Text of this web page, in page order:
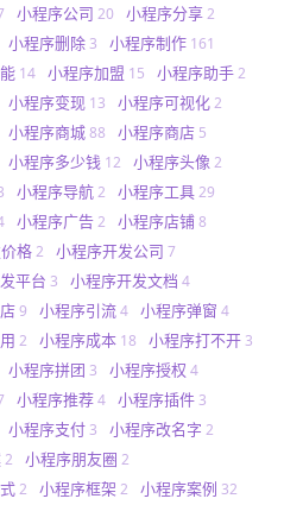
小程序公司 20 小程序分享2
小程序删除 3 小程序制作 161
14 小程序加盟 15 小程序助手2
小程序变现 13 小程序可视化2
小程序商城88 小程序商店 5
小程序多少钱 12 小程序头像 2
小程序导航2 小程序工具29
小程序广告2 小程序店铺8
格2 小程序开发公司 7
平台 3 小程序开发文档 4
9 小程序引流4 小程序弹窗 4
2 小程序成本 18 小程序打不开 3
小程序拼团 3 小程序授权 4
小程序推荐4 小程序插件 3
小程序支付 3 小程序改名字 2
2 小程序朋友圈 2
2 小程序框架 2 小程序案例 32